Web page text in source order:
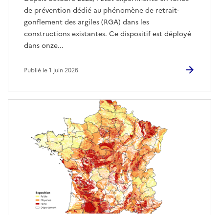
de prévention dédié au phénomène de retrait-
gonflement des argiles (RGA) dans les
constructions existantes. Ce dispositif est déployé
dans onze...
Publié le 1 juin 2026